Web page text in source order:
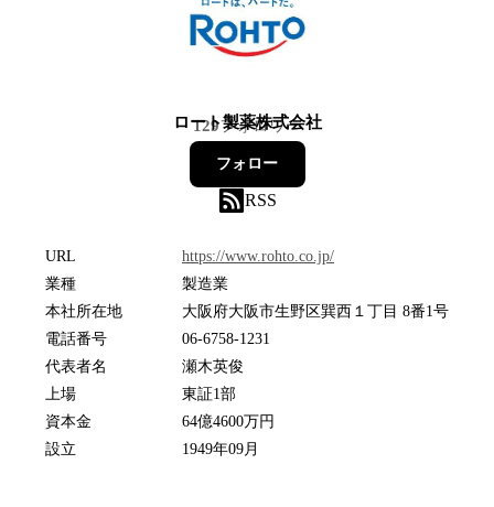
ロート製薬株式会社
129フォロワー
フォロー
RSS
URL
https://www.rohto.co.jp/
業種
製造業
本社所在地
大阪府大阪市生野区巽西１丁目 8番1号
電話番号
06-6758-1231
代表者名
瀬木英俊
上場
東証1部
資本金
64億4600万円
設立
1949年09月